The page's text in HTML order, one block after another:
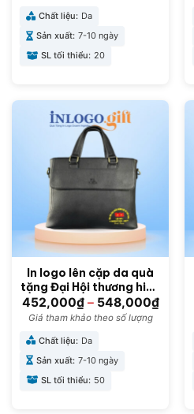
Chất liệu: Da
Sản xuất: 7-10 ngày
SL tối thiểu: 20
In logo lên cặp da quà
tặng Đại Hội thương hiệu
FADODA CD-09
452,000₫– 548,000₫
Giá tham khảo theo số lượng
Chất liệu: Da
Sản xuất: 7-10 ngày
SL tối thiểu: 50